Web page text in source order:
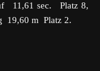
11,61 sec. Platz 8,
19,60 m Platz 2.